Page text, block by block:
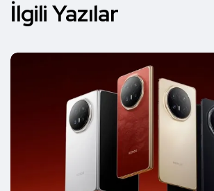
İlgili Yazılar